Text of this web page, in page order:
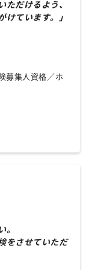
ただけるよう、
けています。」
募集人資格／ホ
。
をさせていただ